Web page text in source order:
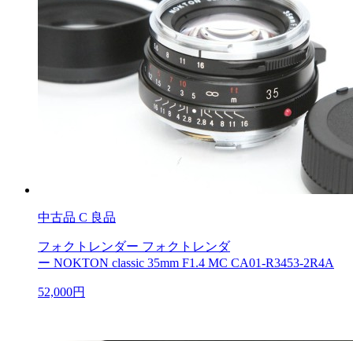
中古品 C 良品
フォクトレンダー フォクトレンダ
ー NOKTON classic 35mm F1.4 MC CA01-R3453-2R4A
52,000円